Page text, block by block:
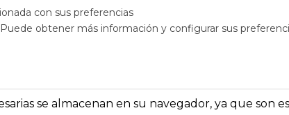
con
secciones e información
Textos
nuestra web
con sus preferencias
obtener más información y configurar sus
se almacenan en su navegador, ya que son